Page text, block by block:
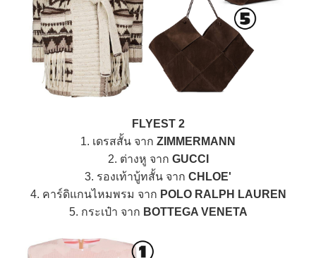
FLYEST 2
1. เดรสสั้น จาก ZIMMERMANN
2. ต่างหู จาก GUCCI
3. รองเท้าบู้ทสั้น จาก CHLOE'
4. คาร์ดิแกนไหมพรม จาก POLO RALPH LAUREN
5. กระเป๋า จาก BOTTEGA VENETA